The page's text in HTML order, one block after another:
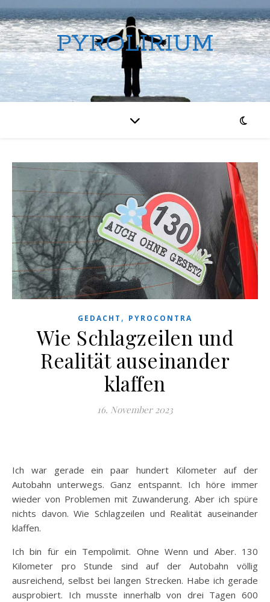
PYROLIRIUM
GEDACHT , PYROCONTRA
Wie Schlagzeilen und
Realität auseinander
klaffen
16. November 2023
Ich war gerade ein paar hundert Kilometer auf der
Autobahn unterwegs. Ganz entspannt. Ich höre immer
wieder von Problemen mit Zuwanderung. Aber ich spüre
nichts davon. Wie Schlagzeilen und Realität auseinander
klaffen.
Ich bin für ein Tempolimit. Ohne Wenn und Aber. 130
Kilometer pro Stunde sind auf der Autobahn völlig
ausreichend, selbst bei langen Strecken. Habe ich gerade
ausprobiert. Ich musste innerhalb von drei Tagen 600